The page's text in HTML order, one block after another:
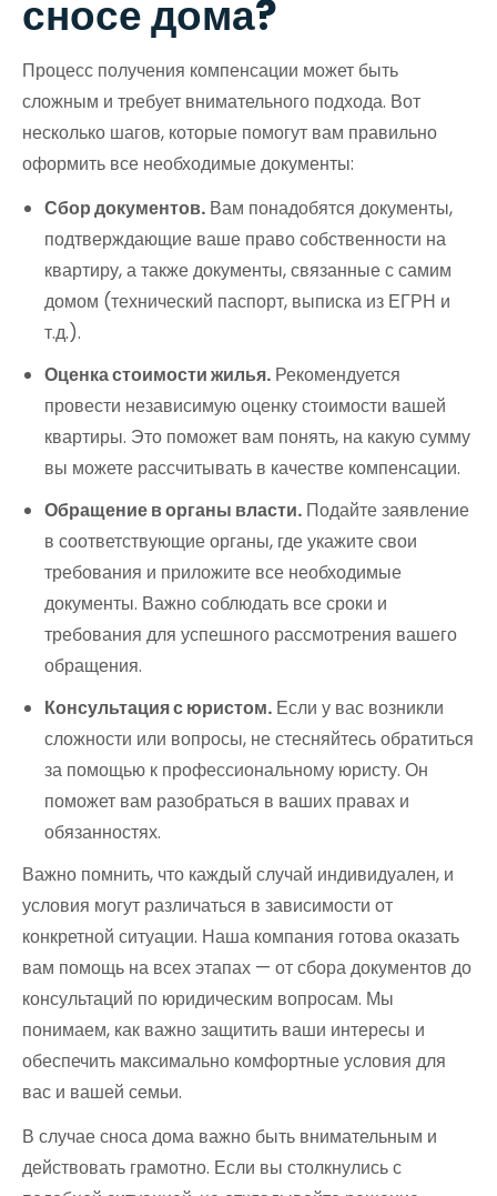
сносе дома?
Процесс получения компенсации может быть
сложным и требует внимательного подхода. Вот
несколько шагов, которые помогут вам правильно
оформить все необходимые документы:
Сбор документов. Вам понадобятся документы,
подтверждающие ваше право собственности на
квартиру, а также документы, связанные с самим
домом (технический паспорт, выписка из ЕГРН и
т.д.).
Оценка стоимости жилья. Рекомендуется
провести независимую оценку стоимости вашей
квартиры. Это поможет вам понять, на какую сумму
вы можете рассчитывать в качестве компенсации.
Обращение в органы власти. Подайте заявление
в соответствующие органы, где укажите свои
требования и приложите все необходимые
документы. Важно соблюдать все сроки и
требования для успешного рассмотрения вашего
обращения.
Консультация с юристом. Если у вас возникли
сложности или вопросы, не стесняйтесь обратиться
за помощью к профессиональному юристу. Он
поможет вам разобраться в ваших правах и
обязанностях.
Важно помнить, что каждый случай индивидуален, и
условия могут различаться в зависимости от
конкретной ситуации. Наша компания готова оказать
вам помощь на всех этапах — от сбора документов до
консультаций по юридическим вопросам. Мы
понимаем, как важно защитить ваши интересы и
обеспечить максимально комфортные условия для
вас и вашей семьи.
В случае сноса дома важно быть внимательным и
действовать грамотно. Если вы столкнулись с